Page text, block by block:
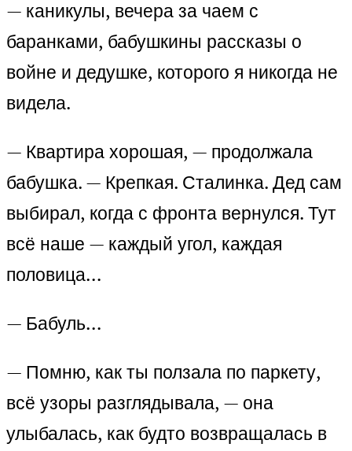
— каникулы, вечера за чаем с
баранками, бабушкины рассказы о
войне и дедушке, которого я никогда не
видела.
— Квартира хорошая, — продолжала
бабушка. — Крепкая. Сталинка. Дед сам
выбирал, когда с фронта вернулся. Тут
всё наше — каждый угол, каждая
половица…
— Бабуль…
— Помню, как ты ползала по паркету,
всё узоры разглядывала, — она
улыбалась, как будто возвращалась в